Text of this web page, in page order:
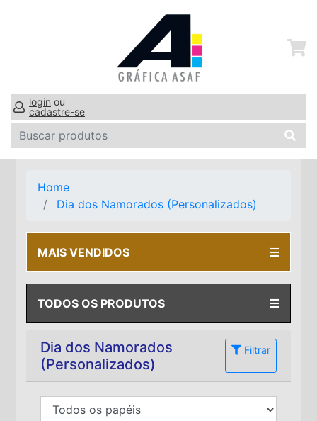
login ou
cadastre-se
Home
Dia dos Namorados (Personalizados)
MAIS VENDIDOS
TODOS OS PRODUTOS
Dia dos Namorados
(Personalizados)
Filtrar